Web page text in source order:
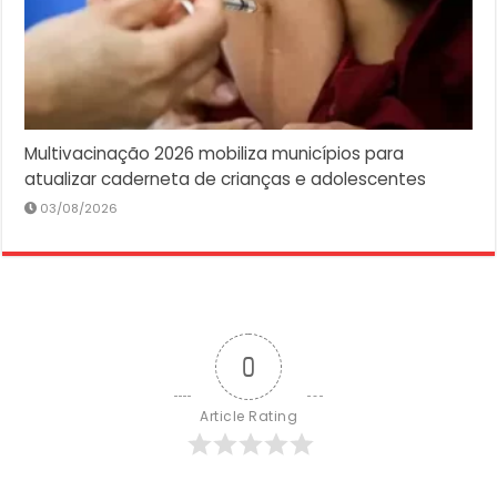
Multivacinação 2026 mobiliza municípios para
atualizar caderneta de crianças e adolescentes
03/08/2026
0
Article Rating